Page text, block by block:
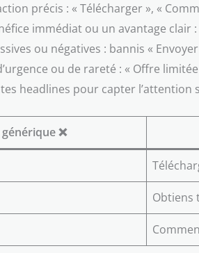
précis : « Télécharger », «
immédiat ou un avantage
ou négatives : bannis «
ou de rareté : « Offre
tes headlines pour capter
❌
Obtiens